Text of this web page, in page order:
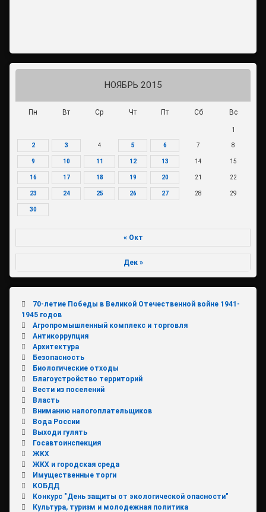
НОЯБРЬ 2015
Пн Вт Ср Чт Пт Сб Вс
1
2 3 4 5 6 7 8
9 10 11 12 13 14 15
16 17 18 19 20 21 22
23 24 25 26 27 28 29
30
« Окт
Дек »
70-летие Победы в Великой Отечественной войне 1941-
1945 годов
Агропромышленный комплекс и торговля
Антикоррупция
Архитектура
Безопасность
Биологические отходы
Благоустройство территорий
Вести из поселений
Власть
Вниманию налогоплательщиков
Вода России
Выходи гулять
Госавтоинспекция
ЖКХ
ЖКХ и городская среда
Имущественные торги
КОБДД
Конкурс "День защиты от экологической опасности"
Культура, туризм и молодежная политика